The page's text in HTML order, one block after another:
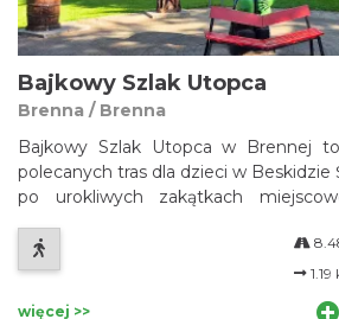
Bajkowy Szlak Utopca
Brenna / Brenna
Bajkowy Szlak Utopca w Brennej
polecanych tras dla dzieci w Beskidzie
po urokliwych zakątkach
1.19
więcej >>